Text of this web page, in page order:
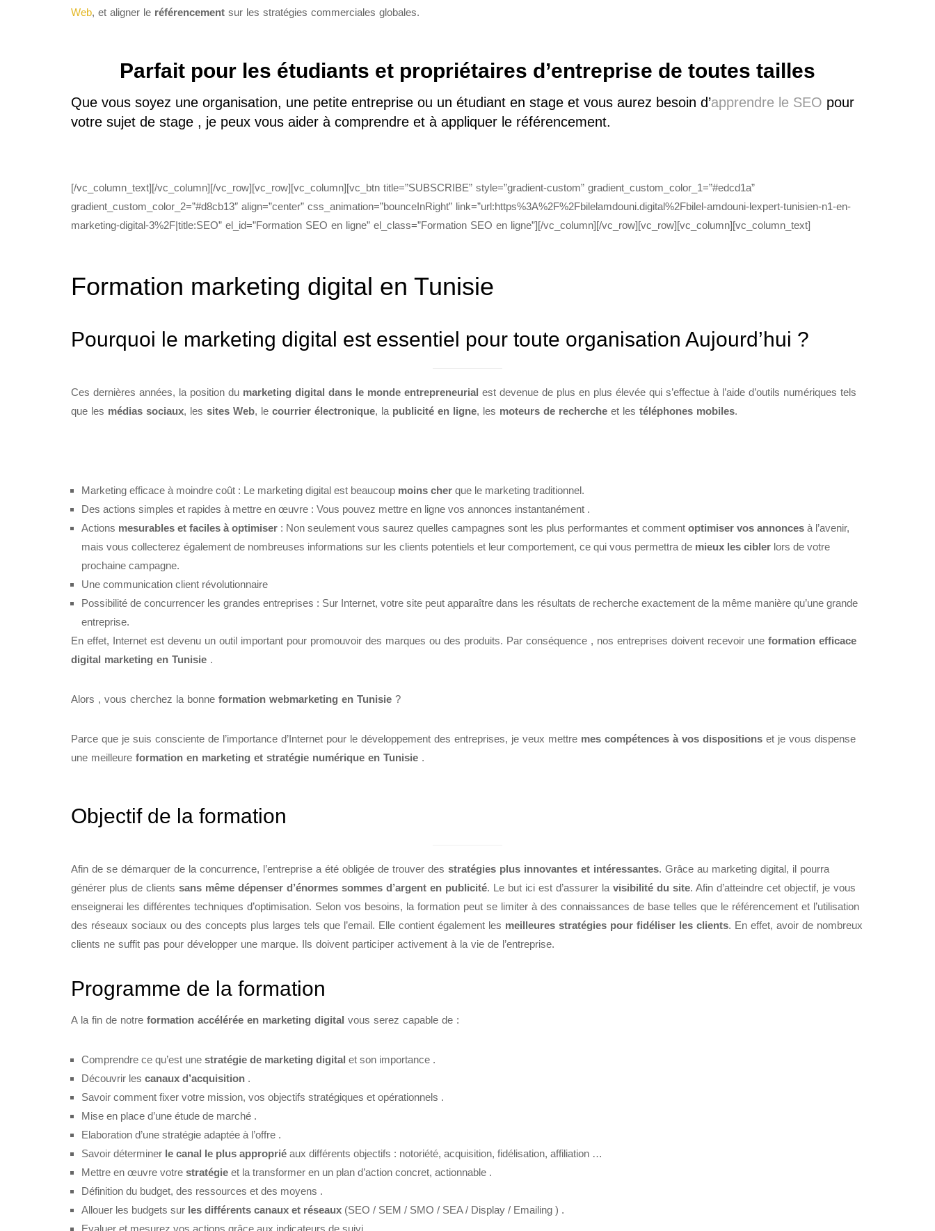
Web, et aligner le référencement sur les stratégies commerciales globales.
Parfait pour les étudiants et propriétaires d’entreprise de toutes tailles
Que vous soyez une organisation, une petite entreprise ou un étudiant en stage et vous aurez besoin d’apprendre le SEO pour
votre sujet de stage , je peux vous aider à comprendre et à appliquer le référencement.
[/vc_column_text][/vc_column][/vc_row][vc_row][vc_column][vc_btn title=”SUBSCRIBE” style=”gradient-custom” gradient_custom_color_1=”#edcd1a”
gradient_custom_color_2=”#d8cb13″ align=”center” css_animation=”bounceInRight” link=”url:https%3A%2F%2Fbilelamdouni.digital%2Fbilel-amdouni-lexpert-tunisien-n1-en-
marketing-digital-3%2F|title:SEO” el_id=”Formation SEO en ligne” el_class=”Formation SEO en ligne”][/vc_column][/vc_row][vc_row][vc_column][vc_column_text]
Formation marketing digital en Tunisie
Pourquoi le marketing digital est essentiel pour toute organisation Aujourd’hui ?
Ces dernières années, la position du marketing digital dans le monde entrepreneurial est devenue de plus en plus élevée qui s’effectue à l’aide d’outils numériques tels
que les médias sociaux, les sites Web, le courrier électronique, la publicité en ligne, les moteurs de recherche et les téléphones mobiles.
Marketing efficace à moindre coût : Le marketing digital est beaucoup moins cher que le marketing traditionnel.
Des actions simples et rapides à mettre en œuvre : Vous pouvez mettre en ligne vos annonces instantanément .
Actions mesurables et faciles à optimiser : Non seulement vous saurez quelles campagnes sont les plus performantes et comment optimiser vos annonces à l’avenir,
mais vous collecterez également de nombreuses informations sur les clients potentiels et leur comportement, ce qui vous permettra de mieux les cibler lors de votre
prochaine campagne.
Une communication client révolutionnaire
Possibilité de concurrencer les grandes entreprises : Sur Internet, votre site peut apparaître dans les résultats de recherche exactement de la même manière qu’une grande
entreprise.
En effet, Internet est devenu un outil important pour promouvoir des marques ou des produits. Par conséquence , nos entreprises doivent recevoir une formation efficace
digital marketing en Tunisie .
Alors , vous cherchez la bonne formation webmarketing en Tunisie ?
Parce que je suis consciente de l’importance d’Internet pour le développement des entreprises, je veux mettre mes compétences à vos dispositions et je vous dispense
une meilleure formation en marketing et stratégie numérique en Tunisie .
Objectif de la formation
Afin de se démarquer de la concurrence, l’entreprise a été obligée de trouver des stratégies plus innovantes et intéressantes. Grâce au marketing digital, il pourra
générer plus de clients sans même dépenser d’énormes sommes d’argent en publicité. Le but ici est d’assurer la visibilité du site. Afin d’atteindre cet objectif, je vous
enseignerai les différentes techniques d’optimisation. Selon vos besoins, la formation peut se limiter à des connaissances de base telles que le référencement et l’utilisation
des réseaux sociaux ou des concepts plus larges tels que l’email. Elle contient également les meilleures stratégies pour fidéliser les clients. En effet, avoir de nombreux
clients ne suffit pas pour développer une marque. Ils doivent participer activement à la vie de l’entreprise.
Programme de la formation
A la fin de notre formation accélérée en marketing digital vous serez capable de :
Comprendre ce qu’est une stratégie de marketing digital et son importance .
Découvrir les canaux d’acquisition .
Savoir comment fixer votre mission, vos objectifs stratégiques et opérationnels .
Mise en place d’une étude de marché .
Elaboration d’une stratégie adaptée à l’offre .
Savoir déterminer le canal le plus approprié aux différents objectifs : notoriété, acquisition, fidélisation, affiliation …
Mettre en œuvre votre stratégie et la transformer en un plan d’action concret, actionnable .
Définition du budget, des ressources et des moyens .
Allouer les budgets sur les différents canaux et réseaux (SEO / SEM / SMO / SEA / Display / Emailing ) .
Evaluer et mesurez vos actions grâce aux indicateurs de suivi .